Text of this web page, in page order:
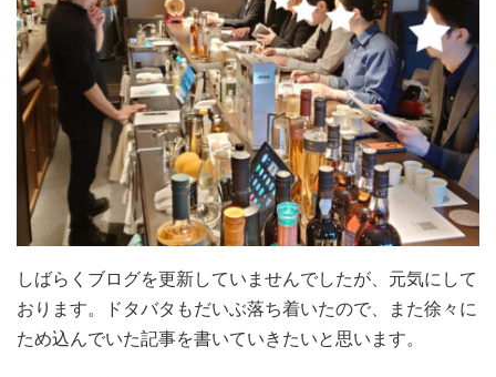
しばらくブログを更新していませんでしたが、元気にして
おります。ドタバタもだいぶ落ち着いたので、また徐々に
ため込んでいた記事を書いていきたいと思います。